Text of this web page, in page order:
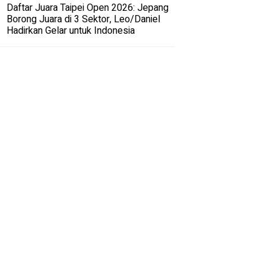
Daftar Juara Taipei Open 2026: Jepang
Borong Juara di 3 Sektor, Leo/Daniel
Hadirkan Gelar untuk Indonesia